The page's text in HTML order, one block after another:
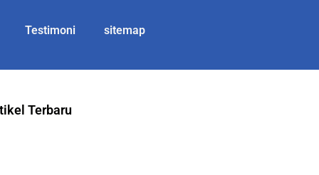
Testimoni sitemap
Terbaru